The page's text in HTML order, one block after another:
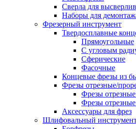
Сверла для
Наборы для
Фрезерный инструмент
Твердосплавные
Прямоугольные
С угловым
Сферические
Фасочные
Концевые фрезы из
Фрезы отрезные/
Фрезы
Фрезы
Аксессуары для фрез
Шлифовальный